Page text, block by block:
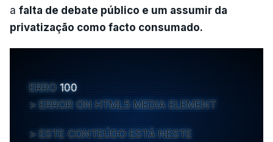
a falta de debate público e um assumir da
privatização como facto consumado.
ERRO 100
ERROR ON HTML5 MEDIA ELEMENT
ESTE CONTEÚDO ESTÁ NESTE